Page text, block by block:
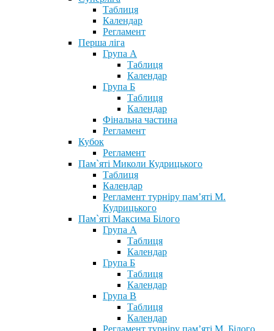
Таблиця
Календар
Регламент
Перша ліга
Група А
Таблиця
Календар
Група Б
Таблиця
Календар
Фінальна частина
Регламент
Кубок
Регламент
Пам`яті Миколи Кудрицького
Таблиця
Календар
Регламент турніру пам’яті М.
Кудрицького
Пам`яті Максима Білого
Група А
Таблиця
Календар
Група Б
Таблиця
Календар
Група В
Таблиця
Календар
Регламент турніру пам’яті М. Білого